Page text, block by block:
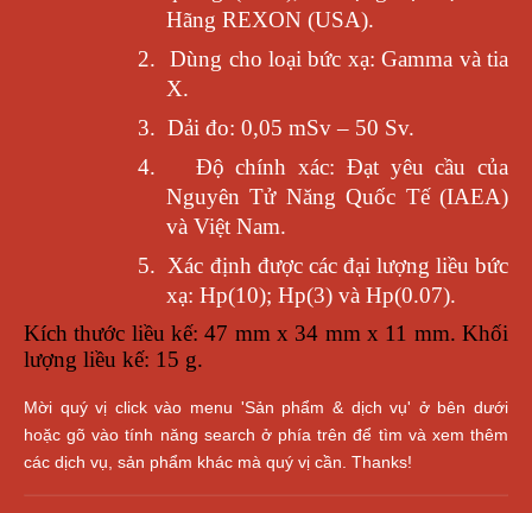
Hãng REXON (USA).
2.
Dùng cho loại bức xạ: Gamma và tia
X.
3. Dải đo: 0,05 mSv – 50 Sv.
4.
Độ chính xác: Đạt yêu cầu của
Nguyên Tử Năng Quốc Tế (IAEA)
và Việt Nam.
5. Xác định được các đại lượng liều bức
xạ: Hp(10); Hp(3) và Hp(0.07).
Kích thước liều kế: 47 mm x 34 mm x 11 mm. Khối
lượng liều kế: 15 g.
Mời quý vị click vào menu 'Sản phẩm & dịch vụ' ở bên dưới
hoặc gõ vào tính năng search ở phía trên để tìm và xem thêm
các dịch vụ, sản phẩm khác mà quý vị cần. Thanks!